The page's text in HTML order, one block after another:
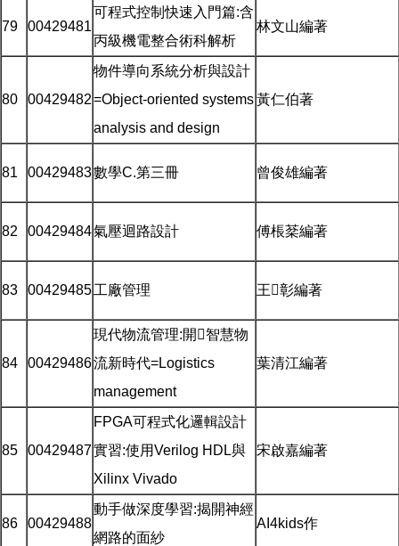
79 00429481
可程式控制快速入門篇:含
丙級機電整合術科解析
林文山編著
80 00429482
物件導向系統分析與設計
=Object-oriented systems
analysis and design
黃仁伯著
81 00429483數學C.第三冊 曾俊雄編著
82 00429484氣壓迴路設計 傅棖棻編著
83 00429485工廠管理 王彰編著
84 00429486
現代物流管理:開智慧物
流新時代=Logistics
management
葉清江編著
85 00429487
FPGA可程式化邏輯設計
實習:使用Verilog HDL與
Xilinx Vivado
宋啟嘉編著
86 00429488
動手做深度學習:揭開神經
網路的面紗
AI4kids作